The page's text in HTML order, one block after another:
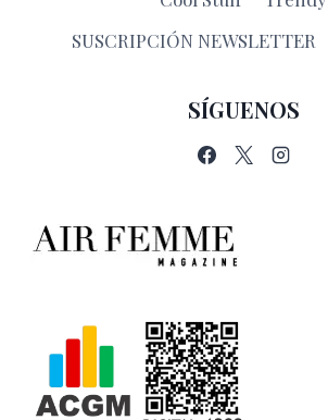
SUSCRIPCIÓN NEWSLETTER
SÍGUENOS